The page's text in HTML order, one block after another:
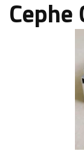
Cephe